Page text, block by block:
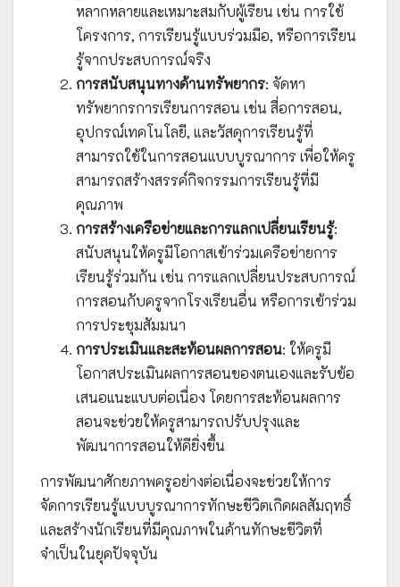
หลากหลายและเหมาะสมกับผู้เรียน เช่น การใช้
โครงการ, การเรียนรู้แบบร่วมมือ, หรือการเรียน
รู้จากประสบการณ์จริง
การสนับสนุนทางด้านทรัพยากร: จัดหา
ทรัพยากรการเรียนการสอน เช่น สื่อการสอน,
อุปกรณ์เทคโนโลยี, และวัสดุการเรียนรู้ที่
สามารถใช้ในการสอนแบบบูรณาการ เพื่อให้ครู
สามารถสร้างสรรค์กิจกรรมการเรียนรู้ที่มี
คุณภาพ
การสร้างเครือข่ายและการแลกเปลี่ยนเรียนรู้:
สนับสนุนให้ครูมีโอกาสเข้าร่วมเครือข่ายการ
เรียนรู้ร่วมกัน เช่น การแลกเปลี่ยนประสบการณ์
การสอนกับครูจากโรงเรียนอื่น หรือการเข้าร่วม
การประชุมสัมมนา
การประเมินและสะท้อนผลการสอน: ให้ครูมี
โอกาสประเมินผลการสอนของตนเองและรับข้อ
เสนอแนะแบบต่อเนื่อง โดยการสะท้อนผลการ
สอนจะช่วยให้ครูสามารถปรับปรุงและ
พัฒนาการสอนให้ดียิ่งขึ้น
การพัฒนาศักยภาพครูอย่างต่อเนื่องจะช่วยให้การ
จัดการเรียนรู้แบบบูรณาการทักษะชีวิตเกิดผลสัมฤทธิ์
และสร้างนักเรียนที่มีคุณภาพในด้านทักษะชีวิตที่
จำเป็นในยุคปัจจุบัน